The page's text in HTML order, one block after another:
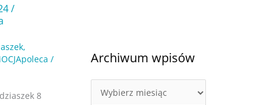
/
,
/
8
Archiwum wpisów